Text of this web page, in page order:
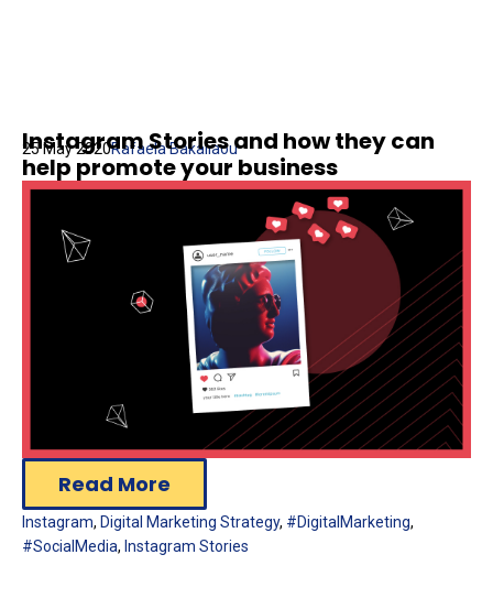
Instagram Stories and how they can
help promote your business
25 May 2020Rafaela Bakaliaou
Read More
Instagram, Digital Marketing Strategy, #DigitalMarketing,
#SocialMedia, Instagram Stories